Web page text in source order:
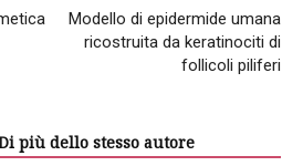
Modello di epidermide umana
ricostruita da keratinociti di
follicoli piliferi
più dello stesso autore